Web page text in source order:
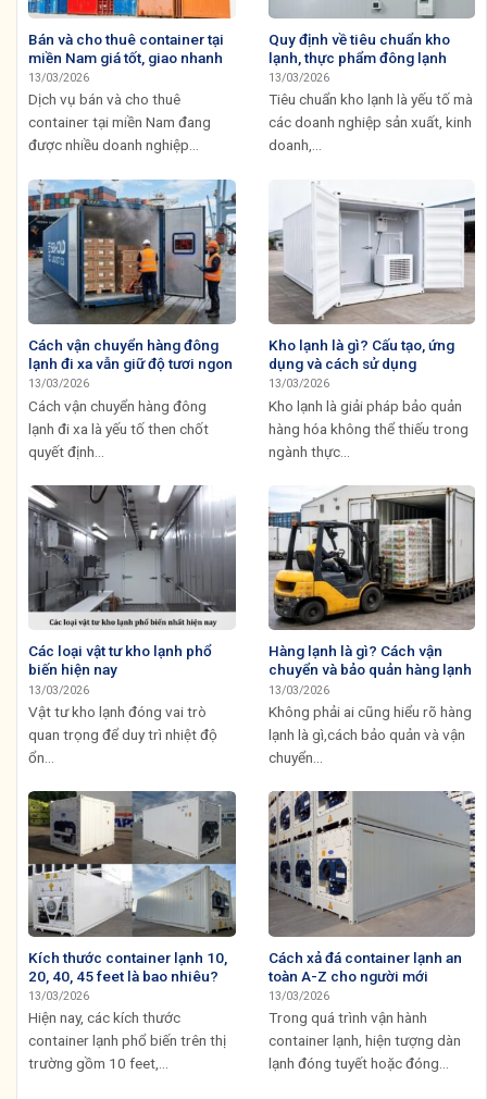
Bán và cho thuê container tại
miền Nam giá tốt, giao nhanh
13/03/2026
Dịch vụ bán và cho thuê
container tại miền Nam đang
được nhiều doanh nghiệp...
Quy định về tiêu chuẩn kho
lạnh, thực phẩm đông lạnh
13/03/2026
Tiêu chuẩn kho lạnh là yếu tố mà
các doanh nghiệp sản xuất, kinh
doanh,...
Cách vận chuyển hàng đông
lạnh đi xa vẫn giữ độ tươi ngon
13/03/2026
Cách vận chuyển hàng đông
lạnh đi xa là yếu tố then chốt
quyết định...
Kho lạnh là gì? Cấu tạo, ứng
dụng và cách sử dụng
13/03/2026
Kho lạnh là giải pháp bảo quản
hàng hóa không thể thiếu trong
ngành thực...
Các loại vật tư kho lạnh phổ
biến hiện nay
13/03/2026
Vật tư kho lạnh đóng vai trò
quan trọng để duy trì nhiệt độ
ổn...
Hàng lạnh là gì? Cách vận
chuyển và bảo quản hàng lạnh
13/03/2026
Không phải ai cũng hiểu rõ hàng
lạnh là gì,cách bảo quản và vận
chuyển...
Kích thước container lạnh 10,
20, 40, 45 feet là bao nhiêu?
13/03/2026
Hiện nay, các kích thước
container lạnh phổ biến trên thị
trường gồm 10 feet,...
Cách xả đá container lạnh an
toàn A-Z cho người mới
13/03/2026
Trong quá trình vận hành
container lạnh, hiện tượng dàn
lạnh đóng tuyết hoặc đóng...